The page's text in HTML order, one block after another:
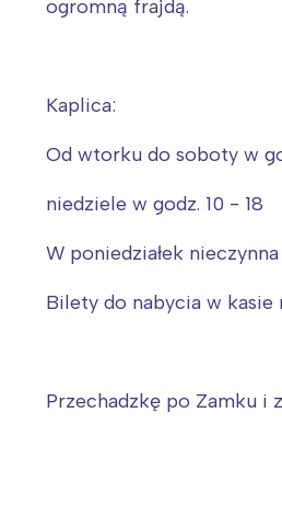
ogromną frajdą.
Kaplica:
Od wtorku do soboty w
niedziele w godz. 10 - 18
W poniedziałek nieczynna
Bilety do nabycia w kasie
Przechadzkę po Zamku i